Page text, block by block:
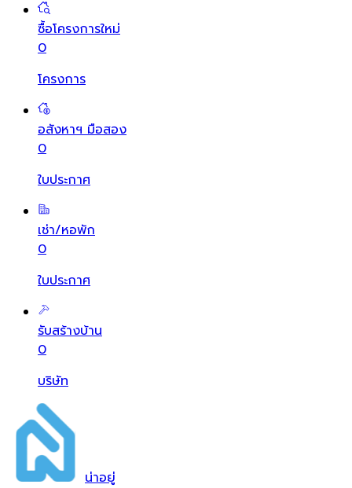
ซื้อโครงการใหม่
0
โครงการ
อสังหาฯ มือสอง
0
ใบประกาศ
เช่า/หอพัก
0
ใบประกาศ
รับสร้างบ้าน
0
บริษัท
น่าอยู่